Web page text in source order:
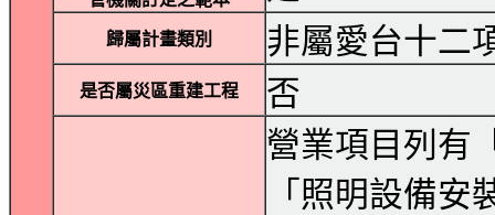
歸屬計畫類別 非屬愛台十二
是否屬災區重建工程 否
營業項目列有
「照明設備